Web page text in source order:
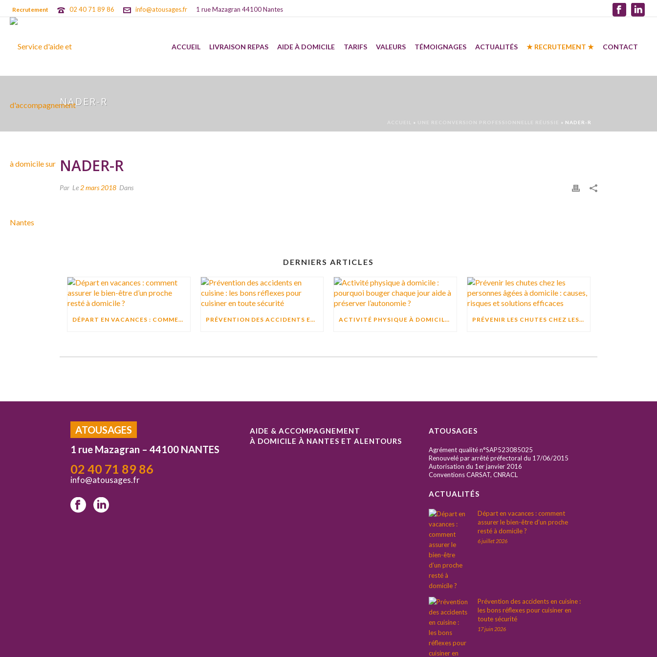
Recrutement 02 40 71 89 86 info@atousages.fr 1 rue Mazagran 44100 Nantes
ACCUEIL LIVRAISON REPAS AIDE À DOMICILE TARIFS VALEURS TÉMOIGNAGES ACTUALITÉS ★ RECRUTEMENT ★ CONTACT
NADER-R
ACCUEIL » UNE RECONVERSION PROFESSIONNELLE RÉUSSIE » NADER-R
NADER-R
Par Le 2 mars 2018 Dans
DERNIERS ARTICLES
DÉPART EN VACANCES : COMMENT ASSURER LE BIEN-ÊTRE D’UN PROCHE RESTÉ À DOMICILE ? PRÉVENTION DES ACCIDENTS EN CUISINE : LES BONS RÉFLEXES POUR CUISINER EN TOUTE SÉCURITÉ ACTIVITÉ PHYSIQUE À DOMICILE : POURQUOI BOUGER CHAQUE JOUR AIDE À PRÉSERVER L’AUTONOMIE ? PRÉVENIR LES CHUTES CHEZ LES PERSONNES ÂGÉES À DOMICILE : CAUSES, RISQUES ET SOLUTIONS EFFICACES
ATOUSAGES
1 rue Mazagran – 44100 NANTES
02 40 71 89 86
info@atousages.fr
AIDE & ACCOMPAGNEMENT
À DOMICILE À NANTES ET ALENTOURS
ATOUSAGES
Agrément qualité n°SAP523085025
Renouvelé par arrêté préfectoral du 17/06/2015
Autorisation du 1er janvier 2016
Conventions CARSAT, CNRACL
ACTUALITÉS
Départ en vacances : comment
assurer le bien-être d’un proche
resté à domicile ?
6 juillet 2026
Prévention des accidents en cuisine :
les bons réflexes pour cuisiner en
toute sécurité
17 juin 2026